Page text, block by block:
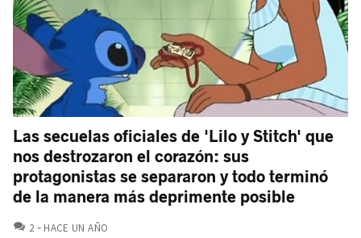
Las secuelas oficiales de 'Lilo y Stitch' que
nos destrozaron el corazón: sus
protagonistas se separaron y todo terminó
de la manera más deprimente posible
2 COMENTARIOS
HACE UN AÑO